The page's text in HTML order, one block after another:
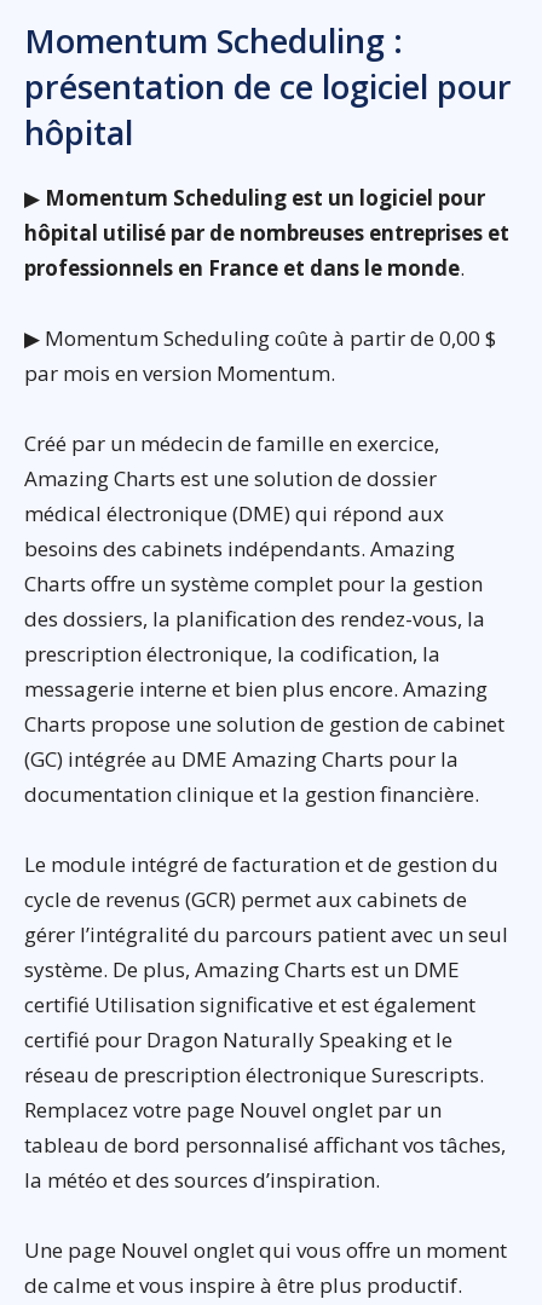
Momentum Scheduling :
présentation de ce logiciel pour
hôpital
▶ Momentum Scheduling est un logiciel pour
hôpital utilisé par de nombreuses entreprises et
professionnels en France et dans le monde.
▶ Momentum Scheduling coûte à partir de 0,00 $
par mois en version Momentum.
Créé par un médecin de famille en exercice,
Amazing Charts est une solution de dossier
médical électronique (DME) qui répond aux
besoins des cabinets indépendants. Amazing
Charts offre un système complet pour la gestion
des dossiers, la planification des rendez-vous, la
prescription électronique, la codification, la
messagerie interne et bien plus encore. Amazing
Charts propose une solution de gestion de cabinet
(GC) intégrée au DME Amazing Charts pour la
documentation clinique et la gestion financière.
Le module intégré de facturation et de gestion du
cycle de revenus (GCR) permet aux cabinets de
gérer l’intégralité du parcours patient avec un seul
système. De plus, Amazing Charts est un DME
certifié Utilisation significative et est également
certifié pour Dragon Naturally Speaking et le
réseau de prescription électronique Surescripts.
Remplacez votre page Nouvel onglet par un
tableau de bord personnalisé affichant vos tâches,
la météo et des sources d’inspiration.
Une page Nouvel onglet qui vous offre un moment
de calme et vous inspire à être plus productif.